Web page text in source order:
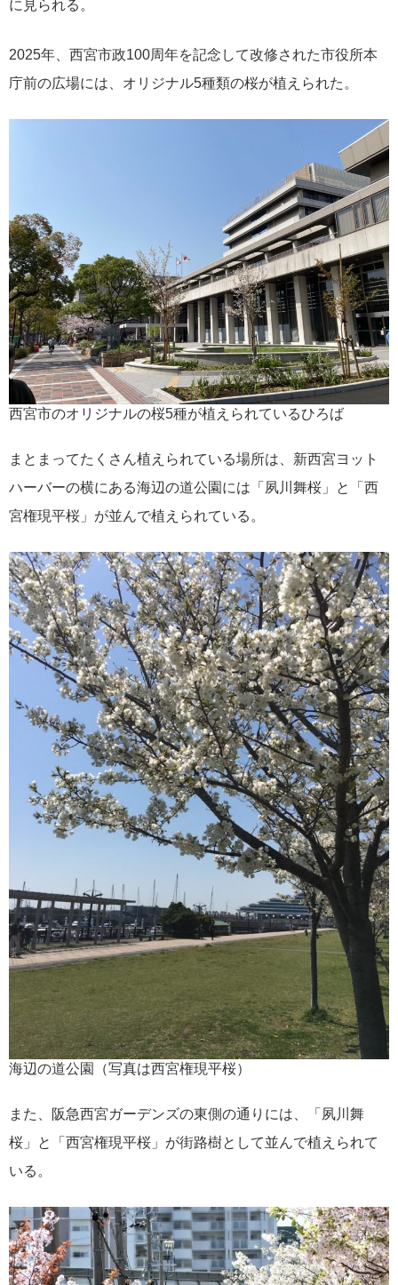
に見られる。
2025年、西宮市政100周年を記念して改修された市役所本
庁前の広場には、オリジナル5種類の桜が植えられた。
西宮市のオリジナルの桜5種が植えられているひろば
まとまってたくさん植えられている場所は、新西宮ヨット
ハーバーの横にある海辺の道公園には「夙川舞桜」と「西
宮権現平桜」が並んで植えられている。
海辺の道公園（写真は西宮権現平桜）
また、阪急西宮ガーデンズの東側の通りには、「夙川舞
桜」と「西宮権現平桜」が街路樹として並んで植えられて
いる。